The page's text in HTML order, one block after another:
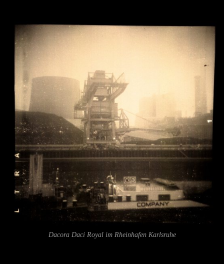
Dacora Daci Royal im Rheinhafen Karlsruhe